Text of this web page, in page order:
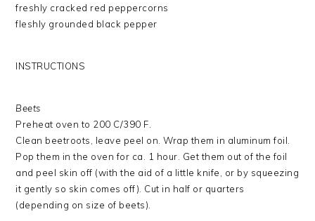
freshly cracked red peppercorns
fleshly grounded black pepper
INSTRUCTIONS
Beets
Preheat oven to 200 C/390 F.
Clean beetroots, leave peel on. Wrap them in aluminum foil.
Pop them in the oven for ca. 1 hour. Get them out of the foil
and peel skin off (with the aid of a little knife, or by squeezing
it gently so skin comes off). Cut in half or quarters
(depending on size of beets).